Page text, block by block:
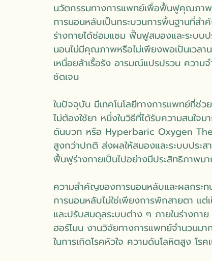
นวัตกรรมทางการแพทย์เพื่อฟื้นฟูคุณภาพ
การนอนหลับเป็นกระบวนการพื้นฐานที่ส
ร่างกายได้ซ่อมแซม ฟื้นฟูสมองและระบบ
นอนไม่มีคุณภาพหรือไม่เพียงพอเป็นเวลา
เหนื่อยล้าเรื้อรัง อารมณ์แปรปรวน ความ
ชัดเจน
ในปัจจุบัน มีเทคโนโลยีทางการแพทย์ที่ช่
ไม่ต้องใช้ยา หนึ่งในวิธีที่ได้รับความสนใจ
ดันบวก หรือ Hyperbaric Oxygen
สูงกว่าปกติ ส่งผลให้สมองและระบบประ
ฟื้นฟูร่างกายเป็นไปอย่างมีประสิทธิภาพม
ความสำคัญของการนอนหลับและผลกระ
การนอนหลับไม่ใช่เพียงการพักสายตา แต่
และปรับสมดุลระบบต่าง ๆ ภายในร่างกา
ฮอร์โมน งานวิจัยทางการแพทย์จำนวนม
ในการเกิดโรคหัวใจ ความดันโลหิตสูง โร